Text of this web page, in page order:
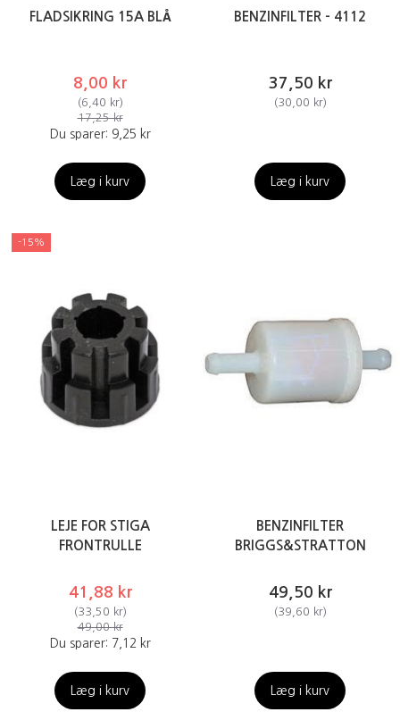
FLADSIKRING 15A BLÅ
8,00 kr
(6,40 kr)
17,25 kr
Du sparer: 9,25 kr
Læg i kurv
BENZINFILTER - 4112
37,50 kr
(30,00 kr)
Læg i kurv
-15%
LEJE FOR STIGA
FRONTRULLE
41,88 kr
(33,50 kr)
49,00 kr
Du sparer: 7,12 kr
Læg i kurv
BENZINFILTER
BRIGGS&STRATTON
49,50 kr
(39,60 kr)
Læg i kurv